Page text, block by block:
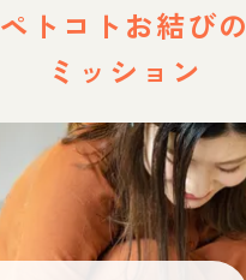
ペトコトお結びの
ミッション